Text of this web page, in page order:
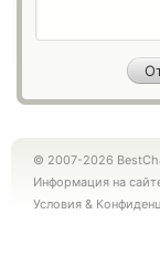
© 2007-2026
Информация на
Условия &